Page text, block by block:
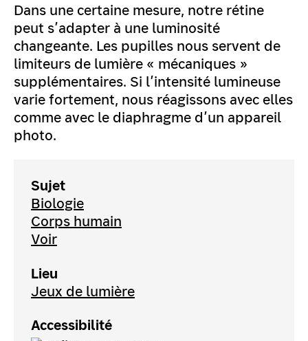
Dans une certaine mesure, notre rétine
peut s’adapter à une luminosité
changeante. Les pupilles nous servent de
limiteurs de lumière « mécaniques »
supplémentaires. Si l’intensité lumineuse
varie fortement, nous réagissons avec elles
comme avec le diaphragme d’un appareil
photo.
Sujet
Biologie
Corps humain
Voir
Lieu
Jeux de lumière
Accessibilité